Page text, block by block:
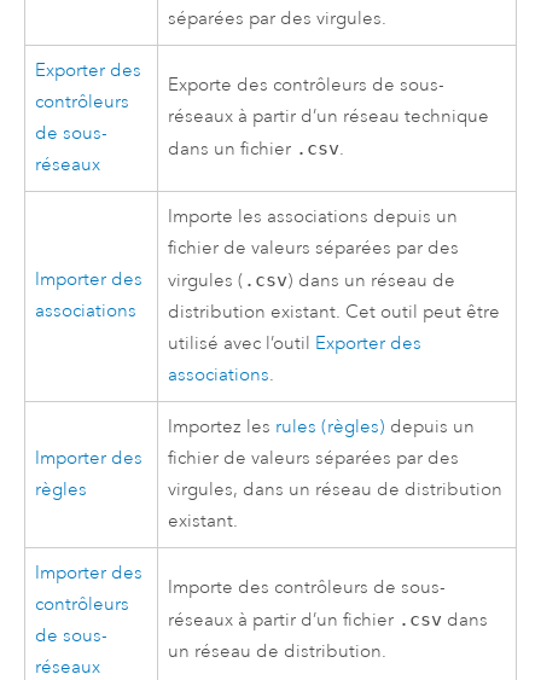
séparées par des virgules.
Exporter des
contrôleurs
de sous-
réseaux
Exporte des contrôleurs de sous-
réseaux à partir d’un réseau technique
dans un fichier .csv.
Importer des
associations
Importe les associations depuis un
fichier de valeurs séparées par des
virgules ( .csv) dans un réseau de
distribution existant. Cet outil peut être
utilisé avec l’outil Exporter des
associations.
Importer des
règles
Importez les rules (règles) depuis un
fichier de valeurs séparées par des
virgules, dans un réseau de distribution
existant.
Importer des
contrôleurs
de sous-
réseaux
Importe des contrôleurs de sous-
réseaux à partir d’un fichier .csv dans
un réseau de distribution.